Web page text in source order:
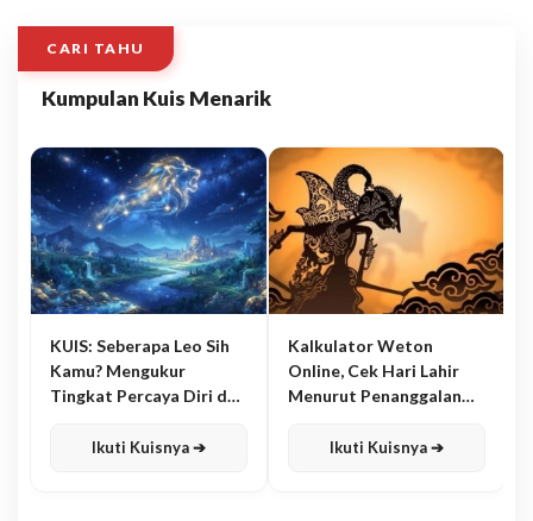
CARI TAHU
Kumpulan Kuis Menarik
KUIS: Seberapa Leo Sih
Kamu? Mengukur
Tingkat Percaya Diri dan
Ikuti Kuisnya ➔
Kalkulator Weton
Online, Cek Hari Lahir
Menurut Penanggalan
Ikuti Kuisnya ➔